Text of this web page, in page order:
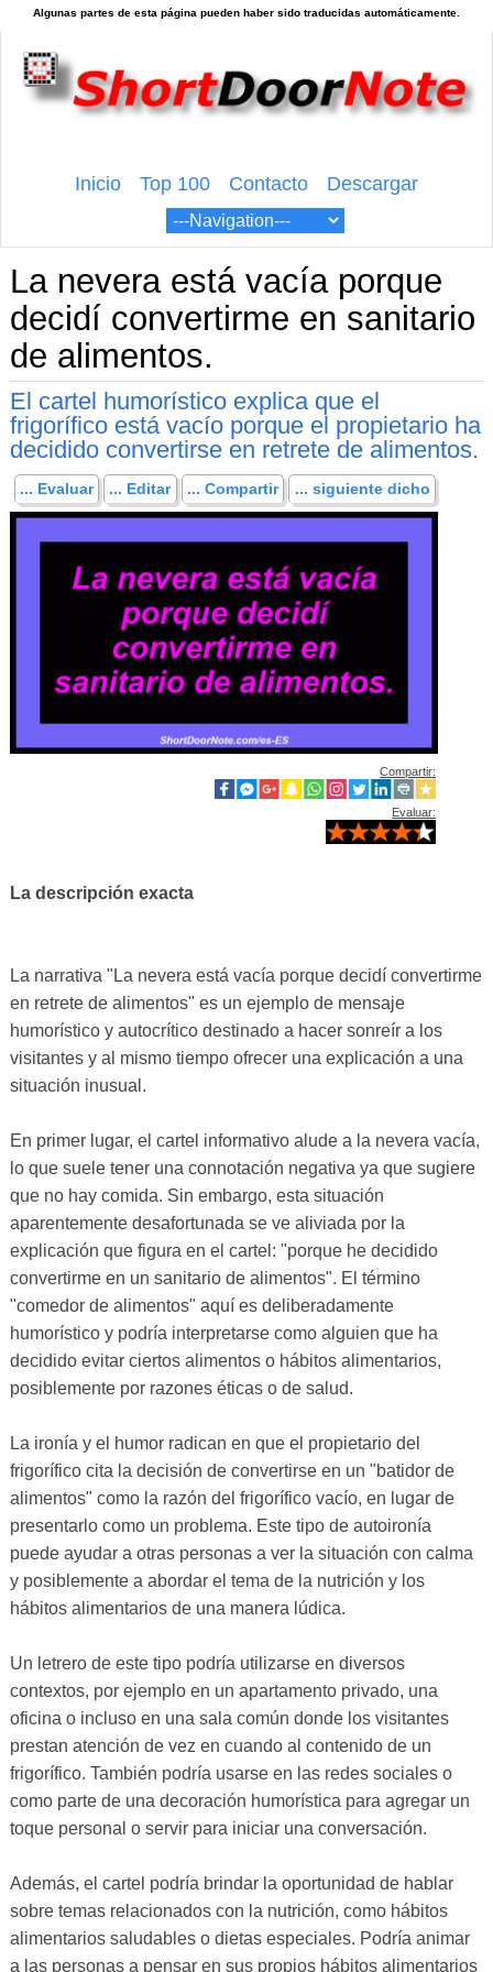
Inicio Top 100 Contacto Descargar
La nevera está vacía porque
decidí convertirme en sanitario
de alimentos.
El cartel humorístico explica que el
frigorífico está vacío porque el propietario ha
decidido convertirse en retrete de alimentos.
... Evaluar ... Editar ... Compartir ... siguiente dicho
Compartir:
Evaluar:
La descripción exacta
La narrativa "La nevera está vacía porque decidí convertirme
en retrete de alimentos" es un ejemplo de mensaje
humorístico y autocrítico destinado a hacer sonreír a los
visitantes y al mismo tiempo ofrecer una explicación a una
situación inusual.
En primer lugar, el cartel informativo alude a la nevera vacía,
lo que suele tener una connotación negativa ya que sugiere
que no hay comida. Sin embargo, esta situación
aparentemente desafortunada se ve aliviada por la
explicación que figura en el cartel: "porque he decidido
convertirme en un sanitario de alimentos". El término
"comedor de alimentos" aquí es deliberadamente
humorístico y podría interpretarse como alguien que ha
decidido evitar ciertos alimentos o hábitos alimentarios,
posiblemente por razones éticas o de salud.
La ironía y el humor radican en que el propietario del
frigorífico cita la decisión de convertirse en un "batidor de
alimentos" como la razón del frigorífico vacío, en lugar de
presentarlo como un problema. Este tipo de autoironía
puede ayudar a otras personas a ver la situación con calma
y posiblemente a abordar el tema de la nutrición y los
hábitos alimentarios de una manera lúdica.
Un letrero de este tipo podría utilizarse en diversos
contextos, por ejemplo en un apartamento privado, una
oficina o incluso en una sala común donde los visitantes
prestan atención de vez en cuando al contenido de un
frigorífico. También podría usarse en las redes sociales o
como parte de una decoración humorística para agregar un
toque personal o servir para iniciar una conversación.
Además, el cartel podría brindar la oportunidad de hablar
sobre temas relacionados con la nutrición, como hábitos
alimentarios saludables o dietas especiales. Podría animar
a las personas a pensar en sus propios hábitos alimentarios